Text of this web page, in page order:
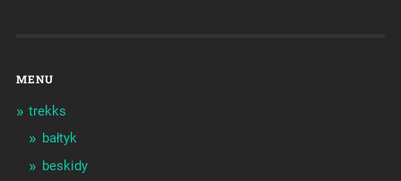
MENU
trekks
bałtyk
beskidy